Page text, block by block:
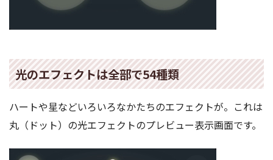
光のエフェクトは全部で54種類
ハートや星などいろいろなかたちのエフェクトが。これは
丸（ドット）の光エフェクトのプレビュー表示画面です。